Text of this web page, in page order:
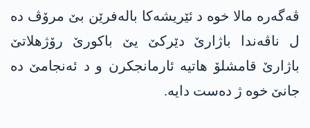
ڤەگەرە مالا خوە د ئێریشەکا بالەفرێن بێ مرۆڤ دە
ل ناڤەندا باژارێ دێرکێ یێ باکورێ رۆژهلاتێ
باژارێ قامشلۆ هاتیە ئارمانجکرن و د ئەنجامێ دە
جانێ خوە ژ دەست دایە.